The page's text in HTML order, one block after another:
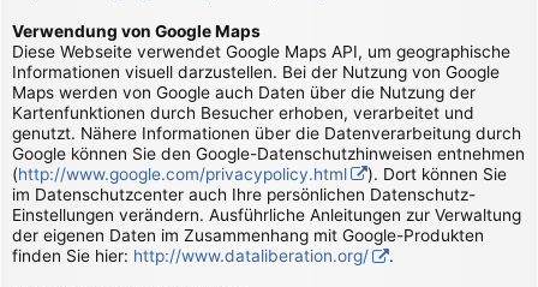
Verwendung von Google Maps
Diese Webseite verwendet Google Maps API, um geographische
Informationen visuell darzustellen. Bei der Nutzung von Google
Maps werden von Google auch Daten über die Nutzung der
Kartenfunktionen durch Besucher erhoben, verarbeitet und
genutzt. Nähere Informationen über die Datenverarbeitung durch
Google können Sie den Google-Datenschutzhinweisen entnehmen
(http://www.google.com/privacypolicy.html
). Dort können Sie
im Datenschutzcenter auch Ihre persönlichen Datenschutz-
Einstellungen verändern. Ausführliche Anleitungen zur Verwaltung
der eigenen Daten im Zusammenhang mit Google-Produkten
finden Sie hier: http://www.dataliberation.org/ .